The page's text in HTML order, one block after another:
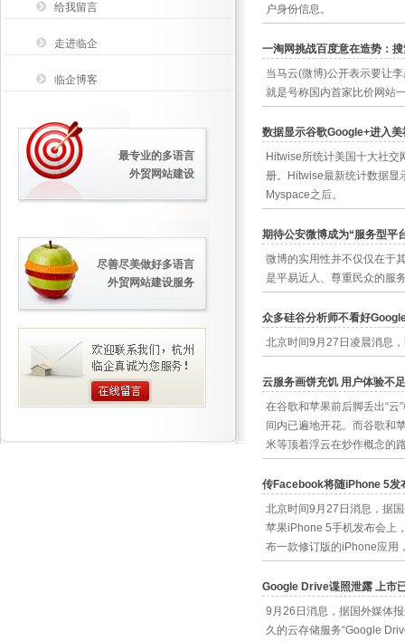
户身份信息。
一淘网挑战百度意在造势：
当马云(微博)公开表示要让
就是号称国内首家比价网站
数据显示谷歌Google+进入
Hitwise所统计美国十大社
册。Hitwise最新统计数据显
Myspace之后。
期待公安微博成为“服务型平
微博的实用性并不仅仅在于
是平易近人、尊重民众的服
众多硅谷分析师不看好
北京时间9月27日凌晨消息
云服务画饼充饥 用户体验不
在谷歌和苹果前后脚丢出“
间内已遍地开花。而谷歌和
米等顶着浮云在炒作概念的
传Facebook将随iPhone 5发
北京时间9月27日消息，据
苹果iPhone 5手机发布会上
布一款修订版的iPhone应用
Google Drive谍照泄露 上市
9月26日消息，据国外媒体
久的云存储服务“Google
给我留言
走进临企
临企博客
最专业的多语言
外贸网站建设
尽善尽美做好多语言
外贸网站建设服务